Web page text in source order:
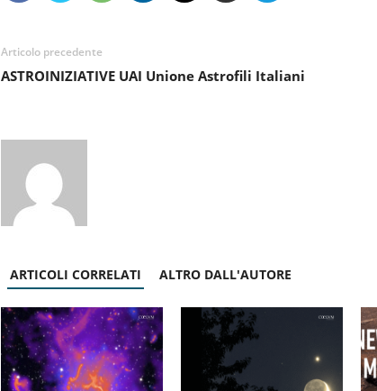
Articolo precedente
ASTROINIZIATIVE UAI Unione Astrofili Italiani
ARTICOLI CORRELATI ALTRO DALL'AUTORE